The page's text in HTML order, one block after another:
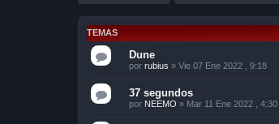
TEMAS
Dune
por rubius » Vie 07 Ene 2022 , 9:18
37 segundos
por NEEMO » Mar 11 Ene 2022 , 4:30